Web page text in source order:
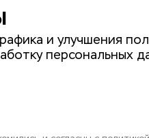
для ворот
и улучшения
персональных